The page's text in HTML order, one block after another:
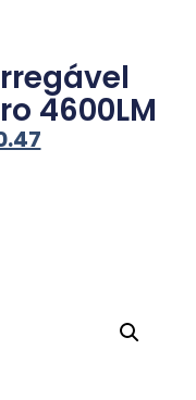
4600LM